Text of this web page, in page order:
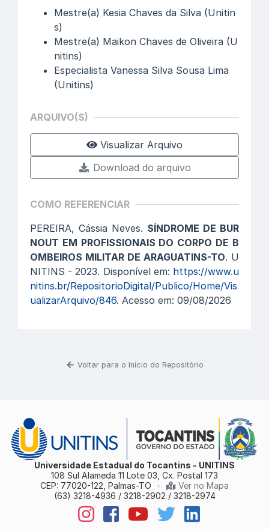
Mestre(a) Kesia Chaves da Silva (Unitin
s)
Mestre(a) Maikon Chaves de Oliveira (U
nitins)
Especialista Vanessa Silva Sousa Lima
(Unitins)
ARQUIVO(S)
Visualizar Arquivo
Download do arquivo
COMO REFERENCIAR
PEREIRA, Cássia Neves. SÍNDROME DE BUR
NOUT EM PROFISSIONAIS DO CORPO DE B
OMBEIROS MILITAR DE ARAGUATINS-TO. U
NITINS - 2023. Disponível em: https://www.u
nitins.br/RepositorioDigital/Publico/Home/Vis
ualizarArquivo/846. Acesso em: 09/08/2026
Voltar para o Início do Repositório
Universidade Estadual do Tocantins - UNITINS
108 Sul Alameda 11 Lote 03, Cx. Postal 173
CEP: 77020-122, Palmas-TO
•
Ver no Mapa
(63) 3218-4936 / 3218-2902 / 3218-2974